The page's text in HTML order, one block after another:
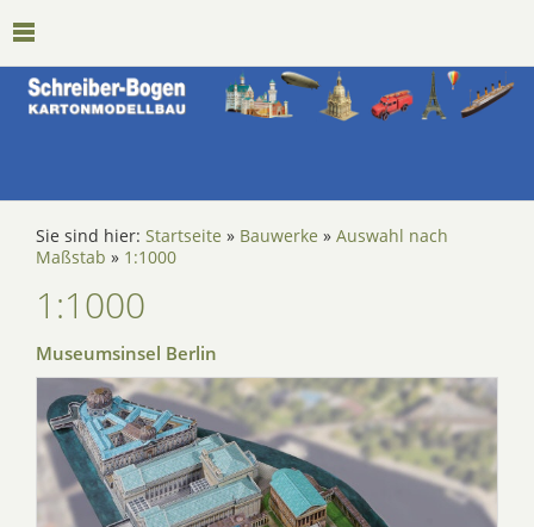
Sie sind hier: Startseite » Bauwerke » Auswahl nach
Maßstab » 1:1000
1:1000
Museumsinsel Berlin